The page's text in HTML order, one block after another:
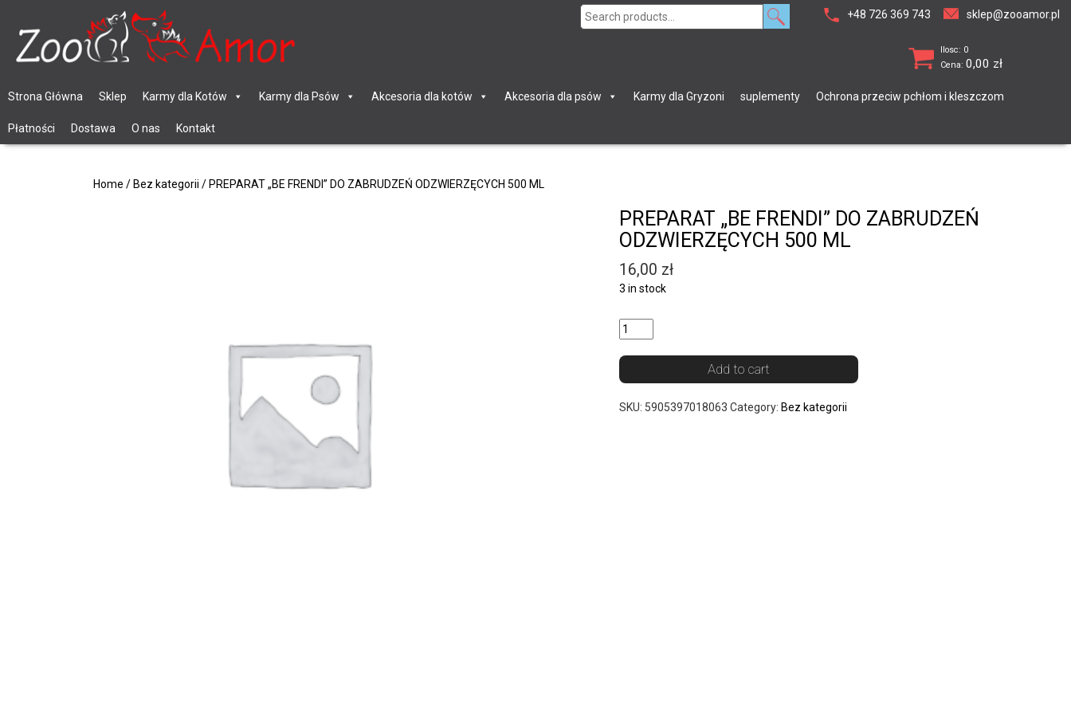
+48 726 369 743 sklep@zooamor.pl
Search
Ilosc: 0
Cena: 0,00 zł
Strona Główna Sklep Karmy dla Kotów Karmy dla Psów Akcesoria dla kotów Akcesoria dla psów Karmy dla Gryzoni suplementy Ochrona przeciw pchłom i kleszczom
Płatności Dostawa O nas Kontakt
Home / Bez kategorii / PREPARAT „BE FRENDI” DO ZABRUDZEŃ ODZWIERZĘCYCH 500 ML
PREPARAT „BE FRENDI” DO ZABRUDZEŃ
ODZWIERZĘCYCH 500 ML
16,00 zł
3 in stock
Add to cart
SKU: 5905397018063 Category: Bez kategorii